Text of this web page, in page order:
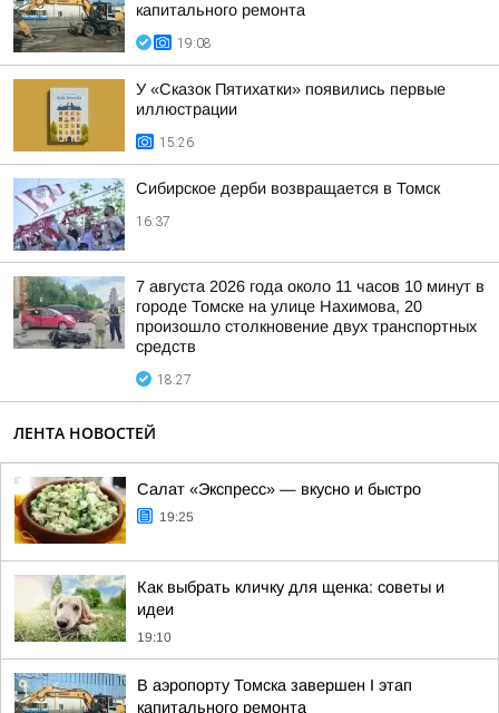
капитального ремонта
19:08
У «Сказок Пятихатки» появились первые
иллюстрации
15:26
Сибирское дерби возвращается в Томск
16:37
7 августа 2026 года около 11 часов 10 минут в
городе Томске на улице Нахимова, 20
произошло столкновение двух транспортных
средств
18:27
ЛЕНТА НОВОСТЕЙ
Салат «Экспресс» — вкусно и быстро
19:25
Как выбрать кличку для щенка: советы и
идеи
19:10
В аэропорту Томска завершен I этап
капитального ремонта